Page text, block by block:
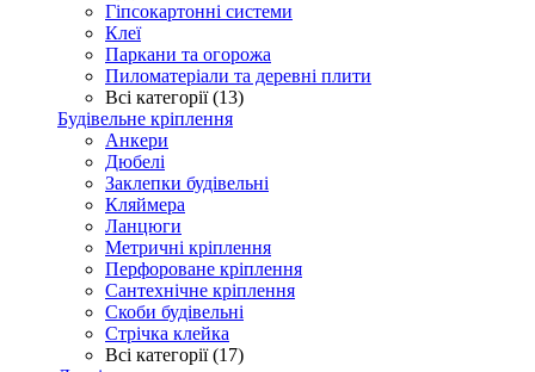
Гіпсокартонні системи
Клеї
Паркани та огорожа
Пиломатеріали та деревні плити
Всі категорії (13)
Будівельне кріплення
Анкери
Дюбелі
Заклепки будівельні
Кляймера
Ланцюги
Метричні кріплення
Перфороване кріплення
Сантехнічне кріплення
Скоби будівельні
Стрічка клейка
Всі категорії (17)